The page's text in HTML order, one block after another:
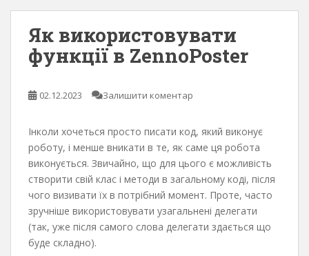
Як використовувати
функції в ZennoPoster
02.12.2023 Залишити коментар
Інколи хочеться просто писати код, який виконує
роботу, і менше вникати в те, як саме ця робота
виконується. Звичайно, що для цього є можливість
створити свій клас і методи в загальному коді, після
чого визивати їх в потрібний момент. Проте, часто
зручніше використовувати узагальнені делегати
(так, уже після самого слова делегати здається що
буде складно).